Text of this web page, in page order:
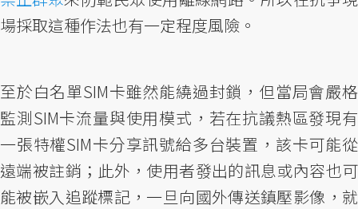
場採取這種作法也有一定程度風險。
至於白名單SIM卡雖然能繞過封鎖，但當局會嚴格
監測SIM卡流量與使用模式，若在抗議熱區發現有
一張特權SIM卡分享訊號給多台裝置，該卡可能從
遠端被註銷；此外，使用者發出的訊息或內容也可
能被嵌入追蹤標記，一旦向國外傳送鎮壓影像，就